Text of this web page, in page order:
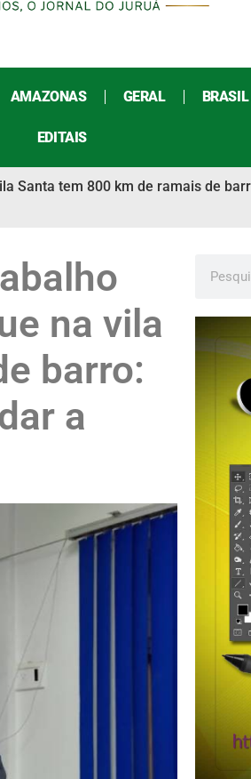
AMAZONAS GERAL BRASIL
EDITAIS
Santa tem 800 km de ramais de
na vila
barro:
a